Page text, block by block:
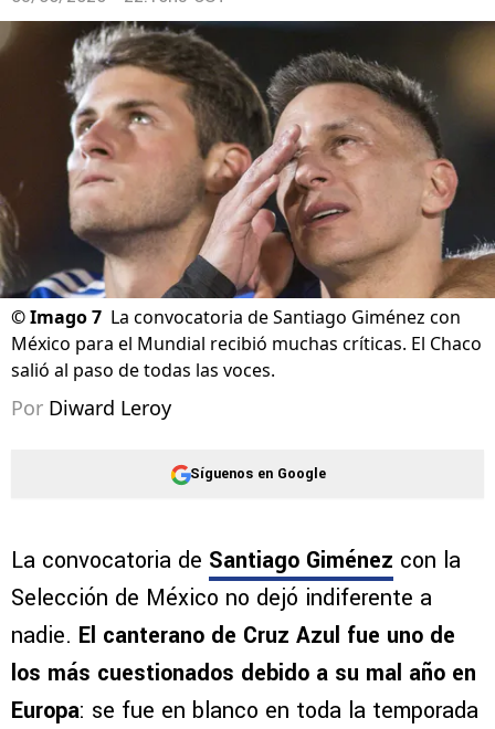
©Imago 7 La convocatoria de Santiago Giménez con
México para el Mundial recibió muchas críticas. El Chaco
salió al paso de todas las voces.
Por Diward Leroy
Síguenos en Google
La convocatoria de Santiago Giménez con la
Selección de México no dejó indiferente a
nadie. El canterano de Cruz Azul fue uno de
los más cuestionados debido a su mal año en
Europa: se fue en blanco en toda la temporada